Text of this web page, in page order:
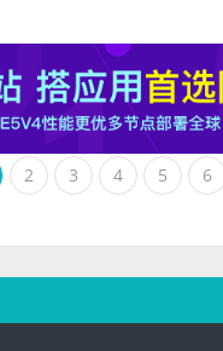
2 3 4 5 6